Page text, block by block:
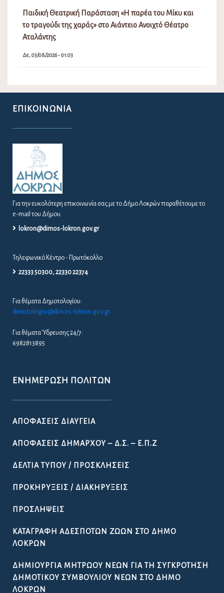
Παιδική Θεατρική Παράσταση «Η παρέα του Μίκυ και
το τραγούδι της χαράς» στο Αιάντειο Ανοιχτό Θέατρο
Αταλάντης
Δε, 03/08/2026 - 01:03
ΕΠΙΚΟΙΝΩΝΊΑ
Για την ευκολότερη επικοινωνία σας με το Δήμο Λοκρών παραθέτουμε το
e-mail του Δήμου.
lokron@dimos-lokron.gov.gr
Τηλεφωνικό Κέντρο - Πρωτόκολλο
22333 50300, 22330 22374
Για θέματα Δημοτολογίου:
dimotologio@dimos-lokron.gov.gr
Για θέματα Ύδρευσης 24/7:
6982813895
ΕΝΗΜΈΡΩΣΗ ΠΟΛΙΤΏΝ
ΑΠΟΦΆΣΕΙΣ ΔΙΑΎΓΕΙΑ
ΑΠΟΦΆΣΕΙΣ ΔΗΜΆΡΧΟΥ – Δ.Σ. – Ε.Π.Ζ
ΔΕΛΤΊΑ ΤΎΠΟΥ / ΠΡΟΣΚΛΉΣΕΙΣ
ΠΡΟΚΗΡΎΞΕΙΣ / ΔΙΑΚΗΡΎΞΕΙΣ
ΠΡΟΣΛΉΨΕΙΣ
ΚΑΤΑΓΡΑΦΉ ΑΔΈΣΠΟΤΩΝ ΖΏΩΝ ΣΤΟ ΔΉΜΟ
ΛΟΚΡΏΝ
ΔΗΜΙΟΥΡΓΊΑ ΜΗΤΡΏΟΥ ΝΈΩΝ ΓΙΑ ΤΗ ΣΥΓΚΡΌΤΗΣΗ
ΔΗΜΟΤΙΚΟΎ ΣΥΜΒΟΥΛΊΟΥ ΝΈΩΝ ΣΤΟ ΔΉΜΟ
ΛΟΚΡΏΝ